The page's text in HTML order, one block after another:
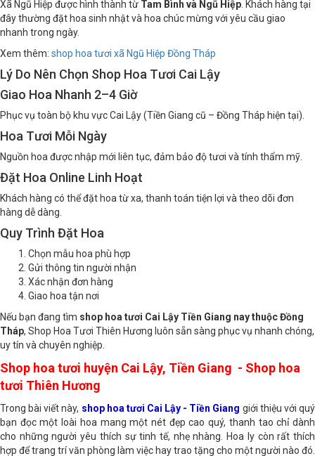
Xã Ngũ Hiệp được hình thành từ Tam Bình và Ngũ Hiệp
. Khách hàng tại
đây thường đặt hoa sinh nhật và hoa chúc mừng với yêu cầu giao
nhanh trong ngày.
shop hoa tươi xã Ngũ Hiệp Đồng Tháp
Lý Do Nên Chọn Shop Hoa Tươi Cai Lậy
Giao Hoa Nhanh 2–4 Giờ
Phục vụ toàn bộ khu vực Cai Lậy (Tiền Giang cũ – Đồng Tháp hiện tại).
Hoa Tươi Mỗi Ngày
Nguồn hoa được nhập mới liên tục, đảm bảo độ tươi và tính thẩm mỹ.
Đặt Hoa Online Linh Hoạt
Khách hàng có thể đặt hoa từ xa, thanh toán tiện lợi và theo dõi đơn
hàng dễ dàng.
Quy Trình Đặt Hoa
Chọn mẫu hoa phù hợp
Gửi thông tin người nhận
Xác nhận đơn hàng
Giao hoa tận nơi
Nếu bạn đang tìm shop hoa tươi Cai Lậy Tiền Giang nay thuộc Đồng
Tháp , Shop Hoa Tươi Thiên Hương luôn sẵn sàng phục vụ nhanh chóng,
uy tín và chuyên nghiệp.
Shop hoa tươi huyện Cai Lậy, Tiền Giang - Shop hoa
tươi Thiên Hương
Trong bài viết này,shop hoa tươi Cai Lậy - Tiền Giang giới thiệu với quý
bạn đọc một loài hoa mang một nét đẹp cao quý, thanh tao chỉ dành
cho những người yêu thích sự tinh tế, nhẹ nhàng. Hoa ly còn rất thích